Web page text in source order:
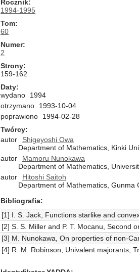
Rocznik
1994-1995
Tom
60
Numer
2
Strony
159-162
Daty
wydano
1994
otrzymano
1993-10-04
poprawiono
1994-02-28
Twórcy
autor
Shigeyoshi Owa
Department of Mathematics, Kinki
autor
Mamoru Nunokawa
Department of Mathematics,
autor
Hitoshi Saitoh
Department of Mathematics, Gunma
Bibliografia
[1] I. S. Jack, Functions starlike and
[2] S. S. Miller and P. T. Mocanu, Second
[3] M. Nunokawa, On properties of non-
[4] R. M. Robinson, Univalent majorants,